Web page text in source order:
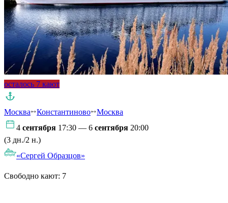
осталось 7 кают
Москва Константиново
Москва
4 сентября 17:30 — 6 сентября 20:00
(3 дн./2 н.)
«Сергей Образцов»
Свободно кают: 7